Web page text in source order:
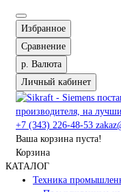
Избранное
Сравнение
р. Валюта
Личный кабинет
+7 (343) 226-48-53
Ваша корзина пуста!
Корзина
КАТАЛОГ
Техника